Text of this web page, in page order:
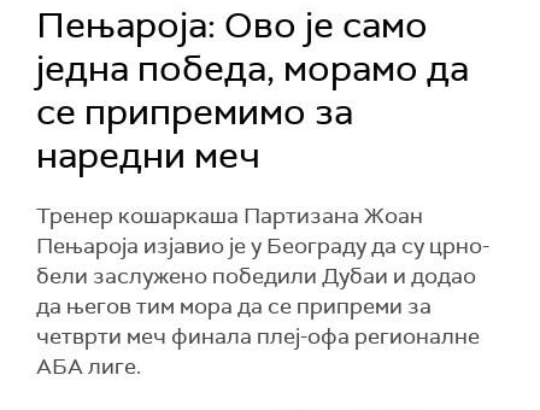
Пењароја: Ово је само
једна победа, морамо да
се припремимо за
наредни меч
Тренер кошаркаша Партизана Жоан
Пењароја изјавио је у Београду да су црно-
бели заслужено победили Дубаи и додао
да његов тим мора да се припреми за
четврти меч финала плеј-офа регионалне
АБА лиге.